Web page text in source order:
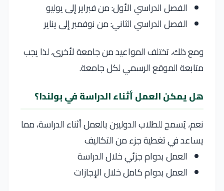
الفصل الدراسي الأول: من فبراير إلى يوليو
الفصل الدراسي الثاني: من نوفمبر إلى يناير
ومع ذلك، تختلف المواعيد من جامعة لأخرى، لذا يجب
متابعة الموقع الرسمي لكل جامعة.
هل يمكن العمل أثناء الدراسة في بولندا؟
نعم، يُسمح للطلاب الدوليين بالعمل أثناء الدراسة، مما
يساعد في تغطية جزء من التكاليف
العمل بدوام جزئي خلال الدراسة
العمل بدوام كامل خلال الإجازات